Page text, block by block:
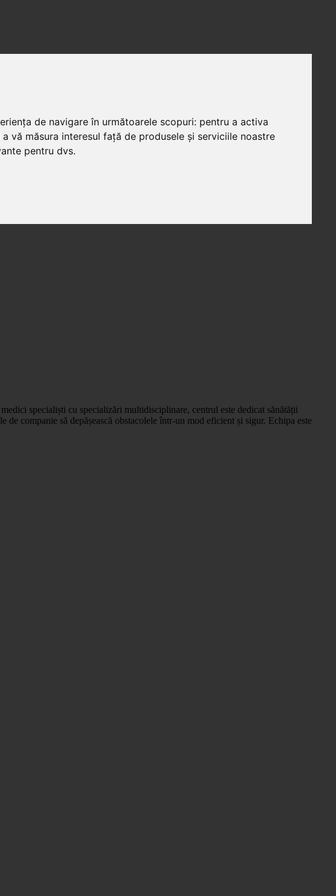
de navigare în următoarele scopuri: pentru a activa
a vă măsura interesul față de produsele și serviciile noastre
pentru dvs.
specialiști cu specializări multidisciplinare, centrul este dedicat sănătății
companie să depășească obstacolele într-un mod eficient și sigur. Echipa este